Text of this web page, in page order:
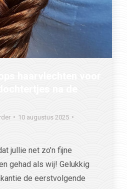
10 augustus 2025
jullie net zo’n fijne
gehad als wij! Gelukkig
de eerstvolgende